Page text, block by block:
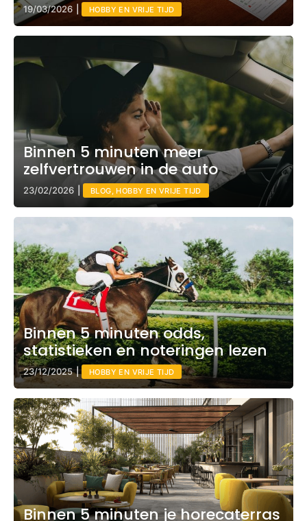
19/03/2026 HOBBY EN VRIJE TIJD
Binnen 5 minuten meer
zelfvertrouwen in de auto
23/02/2026 BLOG, HOBBY EN VRIJE TIJD
Binnen 5 minuten odds,
statistieken en noteringen lezen
23/12/2025 | HOBBY EN VRIJE TIJD
Binnen 5 minuten je horecaterras